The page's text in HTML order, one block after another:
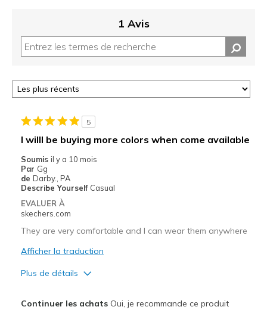
1 Avis
5
I willl be buying more colors when come available
Soumis il y a 10 mois
Par Gg
de Darby., PA
Describe Yourself Casual
EVALUER À
skechers.com
They are very comfortable and I can wear them anywhere
Afficher la traduction
Plus de détails
Continuer les achatsOui, je recommande ce produit